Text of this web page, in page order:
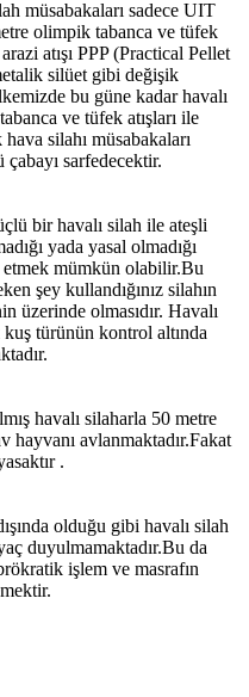
müsabakaları sadece UIT
olimpik tabanca ve tüfek
atışı PPP (Practical Pellet
silüet gibi değişik
bu güne kadar havalı
ve tüfek atışları ile
silahı müsabakaları
sarfedecektir.
bir havalı silah ile ateşli
yada yasal olmadığı
etmek mümkün olabilir.Bu
şey kullandığınız silahın
üzerinde olmasıdır. Havalı
türünün kontrol altında
havalı silaharla 50 metre
hayvanı avlanmaktadır.Fakat
.
olduğu gibi havalı silah
duyulmamaktadır.Bu da
işlem ve masrafın